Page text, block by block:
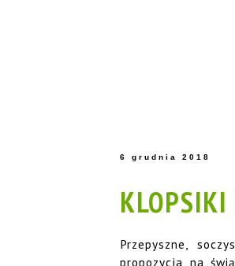
6 grudnia 2018
KLOPSIKI
Przepyszne,
propozycja na